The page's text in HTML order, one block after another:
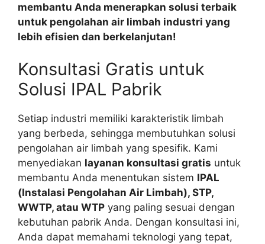
membantu Anda menerapkan solusi terbaik
untuk pengolahan air limbah industri yang
lebih efisien dan berkelanjutan!
Konsultasi Gratis untuk
Solusi IPAL Pabrik
Setiap industri memiliki karakteristik limbah
yang berbeda, sehingga membutuhkan solusi
pengolahan air limbah yang spesifik. Kami
menyediakan layanan konsultasi gratis untuk
membantu Anda menentukan sistem IPAL
(Instalasi Pengolahan Air Limbah), STP,
WWTP, atau WTP yang paling sesuai dengan
kebutuhan pabrik Anda. Dengan konsultasi ini,
Anda dapat memahami teknologi yang tepat,